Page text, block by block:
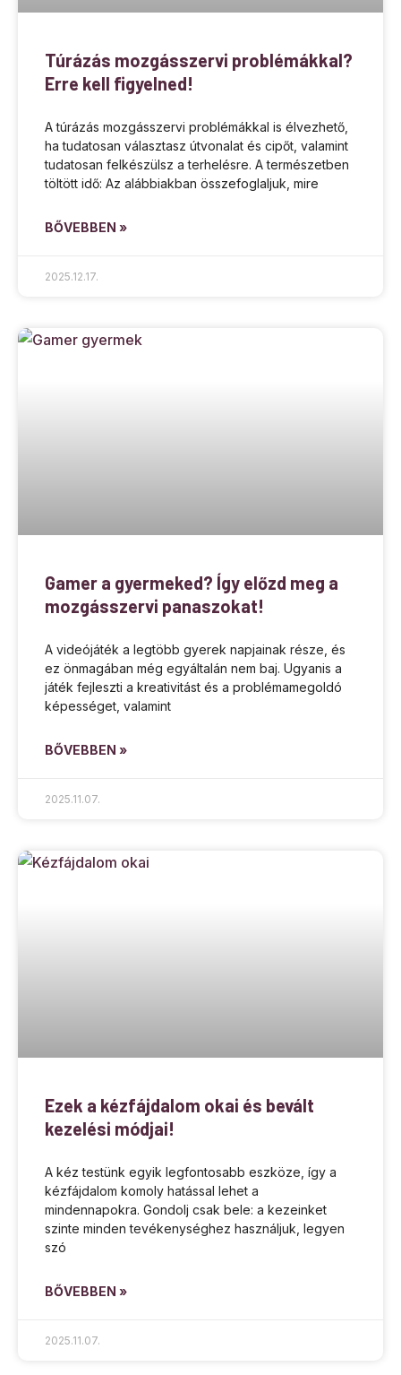
Túrázás mozgásszervi problémákkal?
Erre kell figyelned!
A túrázás mozgásszervi problémákkal is élvezhető,
ha tudatosan választasz útvonalat és cipőt, valamint
tudatosan felkészülsz a terhelésre. A természetben
töltött idő: Az alábbiakban összefoglaljuk, mire
BŐVEBBEN »
2025.12.17.
Gamer a gyermeked? Így előzd meg a
mozgásszervi panaszokat!
A videójáték a legtöbb gyerek napjainak része, és
ez önmagában még egyáltalán nem baj. Ugyanis a
játék fejleszti a kreativitást és a problémamegoldó
képességet, valamint
BŐVEBBEN »
2025.11.07.
Ezek a kézfájdalom okai és bevált
kezelési módjai!
A kéz testünk egyik legfontosabb eszköze, így a
kézfájdalom komoly hatással lehet a
mindennapokra. Gondolj csak bele: a kezeinket
szinte minden tevékenységhez használjuk, legyen
szó
BŐVEBBEN »
2025.11.07.